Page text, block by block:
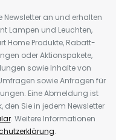
Newsletter an und erhalten
Lampen und Leuchten,
Home Produkte, Rabatt-
oder Aktionspakete,
sowie Inhalte von
sowie Anfragen für
Eine Abmeldung ist
Sie in jedem Newsletter
. Weitere Informationen
.